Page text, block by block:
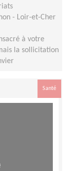
- Loir-et-Cher
à votre
la sollicitation
Santé